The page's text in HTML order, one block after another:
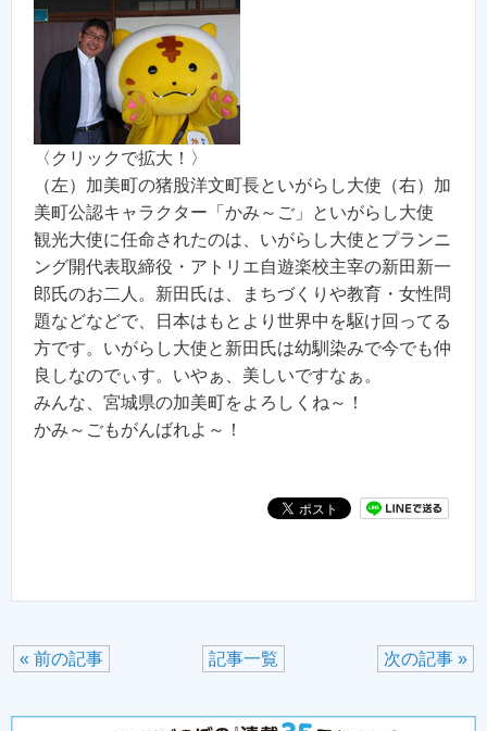
〈クリックで拡大！〉
（左）加美町の猪股洋文町長といがらし大使（右）加
美町公認キャラクター「かみ～ご」といがらし大使
観光大使に任命されたのは、いがらし大使とプランニ
ング開代表取締役・アトリエ自遊楽校主宰の新田新一
郎氏のお二人。新田氏は、まちづくりや教育・女性問
題などなどで、日本はもとより世界中を駆け回ってる
方です。いがらし大使と新田氏は幼馴染みで今でも仲
良しなのでぃす。いやぁ、美しいですなぁ。
みんな、宮城県の加美町をよろしくね～！
かみ～ごもがんばれよ～！
次の記事 »
記事一覧
« 前の記事